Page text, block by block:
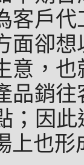
客戶代
面卻想
意，也
品銷往
；因
上也形